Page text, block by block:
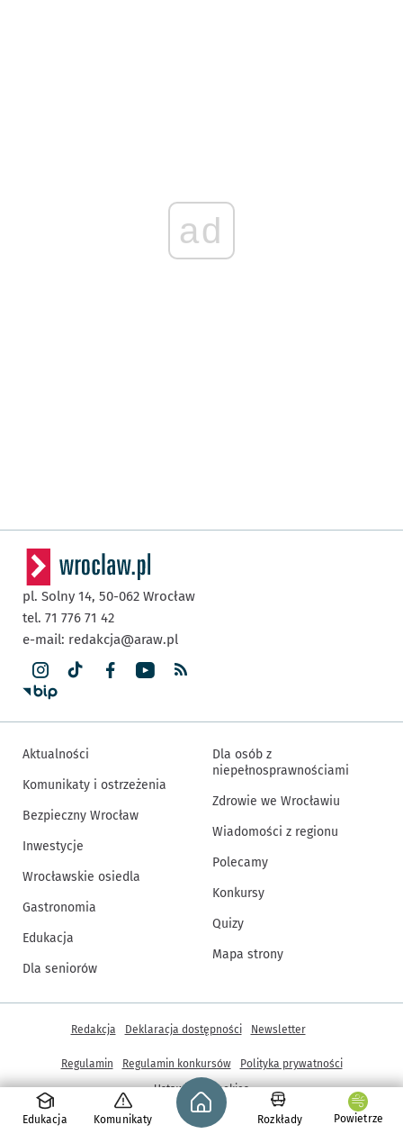
ad
Edukacja Komunikaty
Strona główna - wroclaw.pl
Rozkłady Powietrze
pl. Solny 14, 50-062 Wrocław
tel. 71 776 71 42
e-mail: redakcja@araw.pl
Aktualności
Komunikaty i ostrzeżenia
Bezpieczny Wrocław
Inwestycje
Wrocławskie osiedla
Gastronomia
Edukacja
Dla seniorów
Dla osób z
niepełnosprawnościami
Zdrowie we Wrocławiu
Wiadomości z regionu
Polecamy
Konkursy
Quizy
Mapa strony
© Copyright 2005-2026, ARAW S.A., Gmina Wrocław
Inne informacje
Redakcja Deklaracja dostępności Newsletter
Regulamin Regulamin konkursów
Polityka prywatności
Ustawienia cookies